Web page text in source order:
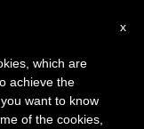
x
which are
achieve the
want to know
of the cookies,